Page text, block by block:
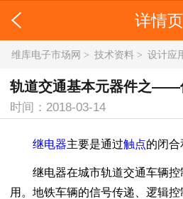
详情页
维库电子市场网 > 技术资料 > 设计应
轨道交通基本元器件之——
时间：2018-03-14
继电器主要是通过触点的闭合
继电器在城市轨道交通车辆控
用。地铁车辆的信号传递、逻辑控